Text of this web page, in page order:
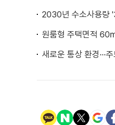
2030년 수소사용량
원룸형 주택면적 60
새로운 통상 환경···